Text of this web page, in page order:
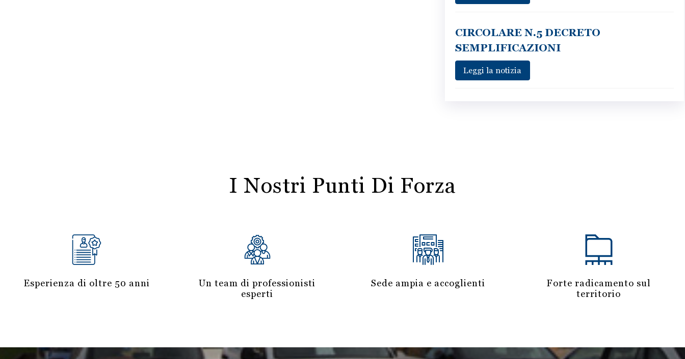
CIRCOLARE N.5 DECRETO
SEMPLIFICAZIONI
Leggi la notizia
I Nostri Punti Di Forza
Esperienza di oltre 50 anni
Un team di professionisti
esperti
Sede ampia e accoglienti
Forte radicamento sul
territorio